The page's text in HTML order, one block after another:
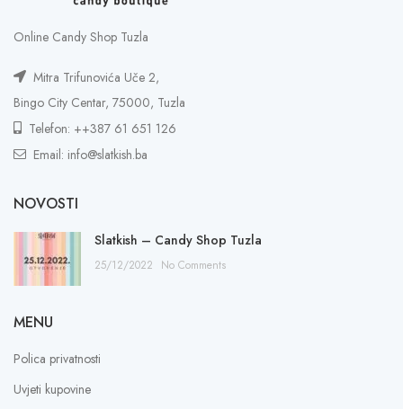
Online Candy Shop Tuzla
Mitra Trifunovića Uče 2,
Bingo City Centar, 75000, Tuzla
Telefon: ++387 61 651 126
Email: info@slatkish.ba
NOVOSTI
Slatkish – Candy Shop Tuzla
25/12/2022 No Comments
MENU
Polica privatnosti
Uvjeti kupovine